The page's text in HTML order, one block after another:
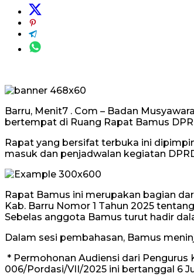
Barru, Menit7 . Com – Badan
bertempat di Ruang Rapat Bamus
Rapat yang bersifat terbuka ini
masuk dan penjadwalan kegiatan
Rapat Bamus ini merupakan bagian
Kab. Barru Nomor 1 Tahun 2025
Sebelas anggota Bamus turut hadir
Dalam sesi pembahasan, Bamus
* Permohonan Audiensi dari Pengurus
006/Pordasi/VII/2025 ini bertanggal 6